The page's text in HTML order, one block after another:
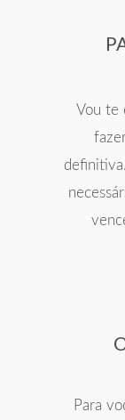
Vou te
Para